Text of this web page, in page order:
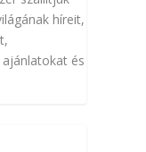
híreit,
és